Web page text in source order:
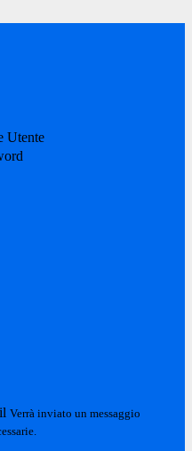
Utente
Verrà inviato un messaggio